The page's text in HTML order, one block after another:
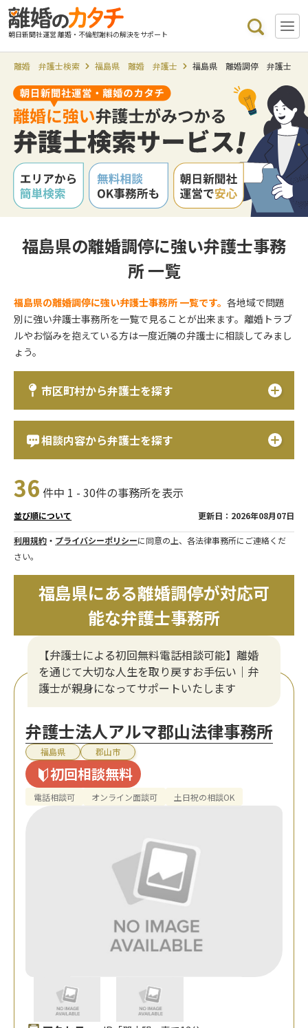
朝日新聞社運営 離婚・不倫慰謝料の解決をサポート
離婚 弁護士検索 福島県 離婚 弁護士 福島県 離婚調停 弁護士
福島県の離婚調停に強い弁護士事務
所 一覧
福島県の離婚調停に強い弁護士事務所 一覧です。各地域で問題
別に強い弁護士事務所を一覧で見ることが出来ます。離婚トラブ
ルやお悩みを抱えている方は一度近隣の弁護士に相談してみまし
ょう。
市区町村から弁護士を探す
相談内容から弁護士を探す
36 件中 1 - 30件の事務所を表示
並び順について 更新日：2026年08月07日
利用規約 ・ プライバシーポリシーに同意の上、各法律事務所にご連絡くだ
さい。
福島県にある離婚調停が対応可
能な弁護士事務所
【弁護士による初回無料電話相談可能】離婚
を通じて大切な人生を取り戻すお手伝い｜弁
護士が親身になってサポートいたします
弁護士法人アルマ郡山法律事務所
福島県 郡山市
初回相談無料
電話相談可 オンライン面談可 土日祝の相談OK